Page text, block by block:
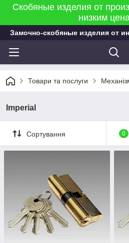
Скобяные изделия от
низким
Замочно-скобяные изделия от
Товари та послуги
Imperial
Сортування 0